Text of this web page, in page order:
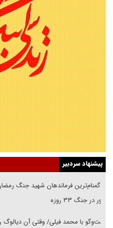
پیشنهاد سردبیر
حضور در جنگ ۳۳ روزه
گفت‌وگو با محمد فیلی/ وقتی آن دیالوگ